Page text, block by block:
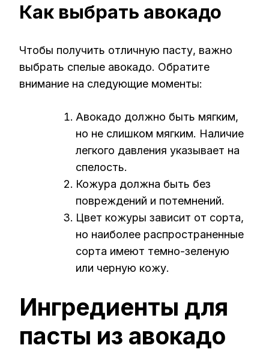
Как выбрать авокадо
Чтобы получить отличную пасту, важно
выбрать спелые авокадо. Обратите
внимание на следующие моменты:
Авокадо должно быть мягким,
но не слишком мягким. Наличие
легкого давления указывает на
спелость.
Кожура должна быть без
повреждений и потемнений.
Цвет кожуры зависит от сорта,
но наиболее распространенные
сорта имеют темно-зеленую
или черную кожу.
Ингредиенты для
пасты из авокадо